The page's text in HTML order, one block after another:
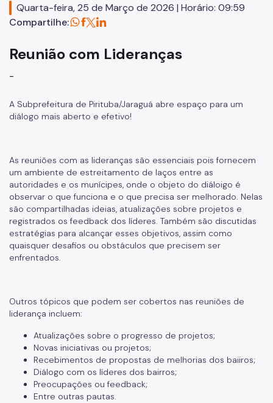
Zeladoria Urbana
Cata-Bagulho
Termo de Cooperação
Notícias
Quarta-feira, 25 de Março de 2026 | Horário: 09:59
Compartilhe:
Reunião com Lideranças
-
A Subprefeitura de Pirituba/Jaraguá abre espaço para um
diálogo mais aberto e efetivo!
As reuniões com as lideranças são essenciais pois fornecem
um ambiente de estreitamento de laços entre as
autoridades e os munícipes, onde o objeto do diáloigo é
observar o que funciona e o que precisa ser melhorado. Nelas
são compartilhadas ideias, atualizações sobre projetos e
registrados os feedback dos líderes. Também são discutidas
estratégias para alcançar esses objetivos, assim como
quaisquer desafios ou obstáculos que precisem ser
enfrentados.
Outros tópicos que podem ser cobertos nas reuniões de
liderança incluem:
Atualizações sobre o progresso de projetos;
Novas iniciativas ou projetos;
Recebimentos de propostas de melhorias dos baiiros;
Diálogo com os líderes dos bairros;
Preocupações ou feedback;
Entre outras pautas.